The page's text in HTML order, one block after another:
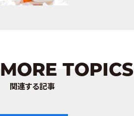
MORE TOPICS
関連する記事